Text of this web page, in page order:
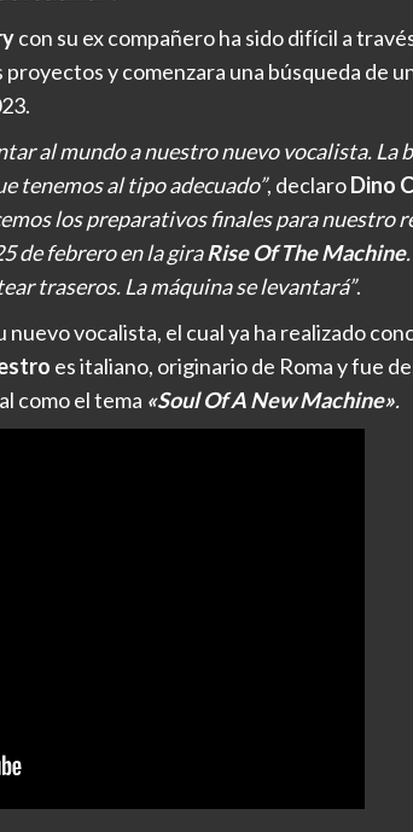
con su ex compañero ha sido difícil a
y comenzara una búsqueda de
al mundo a nuestro nuevo vocalista. La
tenemos al tipo adecuado”, declaroDino
los preparativos finales para nuestro
de febrero en la giraRise Of The Machine
traseros. La máquina se levantará”.
nuevo vocalista, el cual ya ha realizado
es italiano, originario de Roma y fue
como el tema «Soul Of A New Machine».